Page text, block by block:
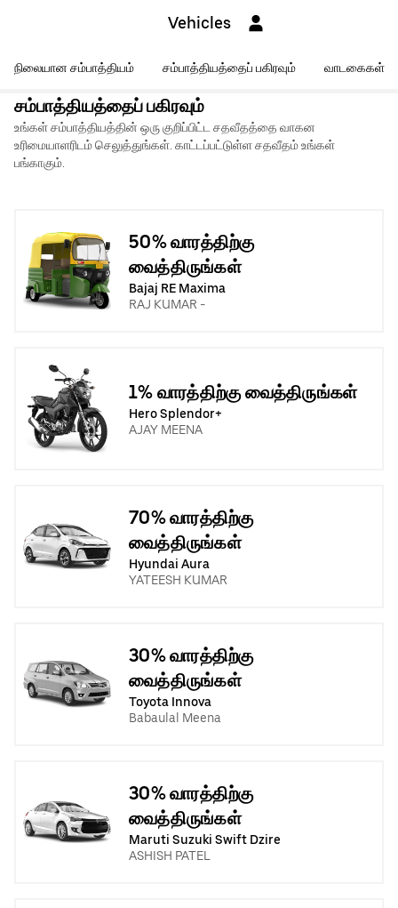
Vehicles
நிலையான சம்பாத்தியம் சம்பாத்தியத்தைப் பகிரவும் வாடகைகள்
சம்பாத்தியத்தைப் பகிரவும்
உங்கள் சம்பாத்தியத்தின் ஒரு குறிப்பிட்ட சதவீதத்தை வாகன
உரிமையாளரிடம் செலுத்துங்கள். காட்டப்பட்டுள்ள சதவீதம் உங்கள்
பங்காகும்.
50% வாரத்திற்கு
வைத்திருங்கள்
Bajaj RE Maxima
RAJ KUMAR -
1% வாரத்திற்கு வைத்திருங்கள்
Hero Splendor+
AJAY MEENA
70% வாரத்திற்கு
வைத்திருங்கள்
Hyundai Aura
YATEESH KUMAR
30% வாரத்திற்கு
வைத்திருங்கள்
Toyota Innova
Babaulal Meena
30% வாரத்திற்கு
வைத்திருங்கள்
Maruti Suzuki Swift Dzire
ASHISH PATEL